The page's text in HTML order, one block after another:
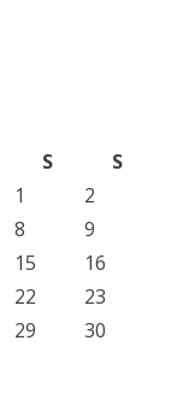
S
S
1
2
8
9
15
16
22
23
29
30